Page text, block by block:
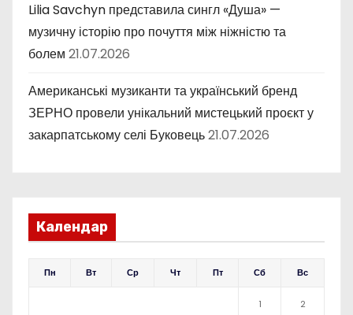
Lilia Savchyn представила сингл «Душа» —
музичну історію про почуття між ніжністю та
болем 21.07.2026
Американські музиканти та український бренд
ЗЕРНО провели унікальний мистецький проєкт у
закарпатському селі Буковець21.07.2026
Календар
Пн Вт Ср Чт Пт Сб Вс
1 2